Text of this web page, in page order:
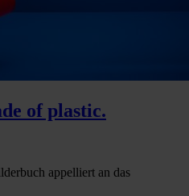
of plastic.
appelliert an das